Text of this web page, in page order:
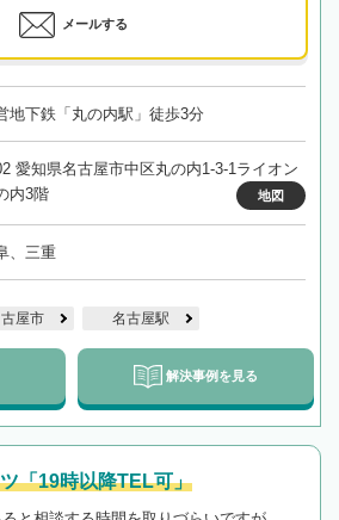
メールする
地下鉄「丸の内駅」徒歩3分
愛知県名古屋市中区丸の内1-3-1ライオン
内3階
地図
、三重
屋市 名古屋駅
解決事例を見る
「19時以降TEL可」